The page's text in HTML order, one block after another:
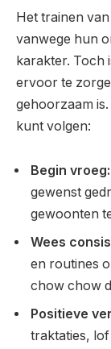
Het trainen
vanwege hun
karakter. Toch
ervoor te
gehoorzaam
kunt volgen:
Begin vroeg:
gewenst
gewoonten
Wees
en routines
chow chow
Positieve
traktaties, lof